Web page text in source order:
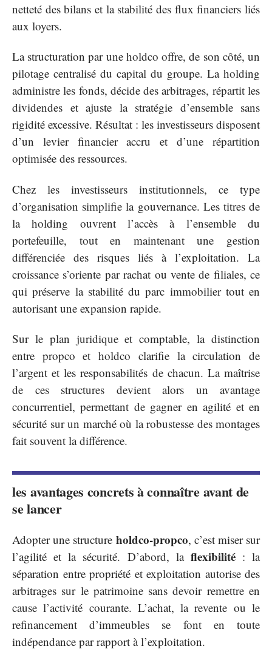
netteté des bilans et la stabilité des flux financiers liés
aux loyers.
La structuration par une holdco offre, de son côté, un
pilotage centralisé du capital du groupe. La holding
administre les fonds, décide des arbitrages, répartit les
dividendes et ajuste la stratégie d’ensemble sans
rigidité excessive. Résultat : les investisseurs disposent
d’un levier financier accru et d’une répartition
optimisée des ressources.
Chez les investisseurs institutionnels, ce type
d’organisation simplifie la gouvernance. Les titres de
la holding ouvrent l’accès à l’ensemble du
portefeuille, tout en maintenant une gestion
différenciée des risques liés à l’exploitation. La
croissance s’oriente par rachat ou vente de filiales, ce
qui préserve la stabilité du parc immobilier tout en
autorisant une expansion rapide.
Sur le plan juridique et comptable, la distinction
entre propco et holdco clarifie la circulation de
l’argent et les responsabilités de chacun. La maîtrise
de ces structures devient alors un avantage
concurrentiel, permettant de gagner en agilité et en
sécurité sur un marché où la robustesse des montages
fait souvent la différence.
les avantages concrets à connaître avant de
se lancer
Adopter une structure holdco-propco, c’est miser sur
l’agilité et la sécurité. D’abord, la flexibilité: la
séparation entre propriété et exploitation autorise des
arbitrages sur le patrimoine sans devoir remettre en
cause l’activité courante. L’achat, la revente ou le
refinancement d’immeubles se font en toute
indépendance par rapport à l’exploitation.